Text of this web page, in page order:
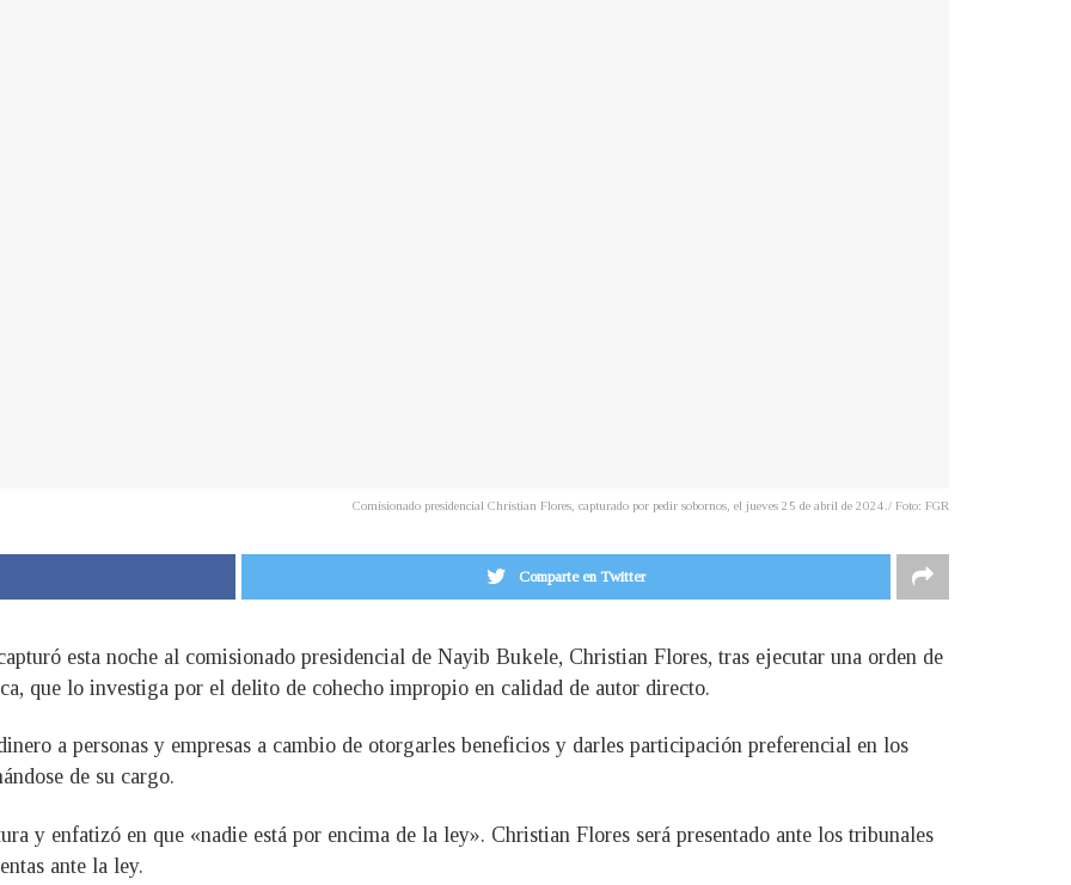
Comisionado presidencial Christian Flores, capturado por pedir sobornos, el jueves 25 de abril de 2024./ Foto: FGR
Comparte en Twitter
esta noche al comisionado presidencial de Nayib Bukele, Christian Flores, tras ejecutar una orden de
que lo investiga por el delito de cohecho impropio en calidad de autor directo.
a personas y empresas a cambio de otorgarles beneficios y darles participación preferencial en los
de su cargo.
y enfatizó en que «nadie está por encima de la ley». Christian Flores será presentado ante los tribunales
ante la ley.